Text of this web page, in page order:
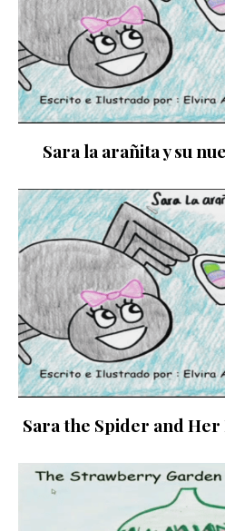
Sara la arañita y su
Sara the Spider and